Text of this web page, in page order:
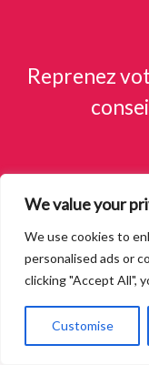
We value your
We use cookies to
personalised ads or
clicking "Accept All",
Customise
Reprenez